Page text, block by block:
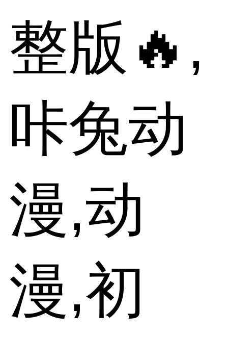
整版🔥,
咔兔动
漫,动
漫,初